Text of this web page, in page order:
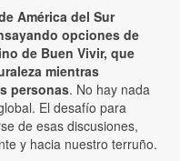
América del Sur
opciones de
de Buen Vivir, que
mientras
personas. No hay nada
El desafío para
de esas discusiones,
y hacia nuestro terruño.